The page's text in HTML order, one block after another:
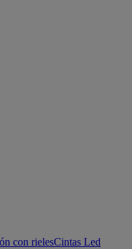
con rielesCintas Led